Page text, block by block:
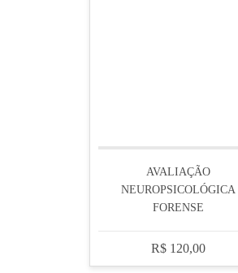
AVALIAÇÃO
NEUROPSICOLÓGICA
FORENSE
R$ 120,00